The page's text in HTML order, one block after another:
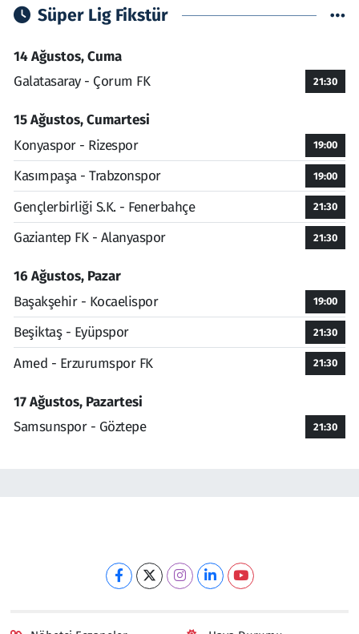
Süper Lig Fikstür
14 Ağustos, Cuma
Galatasaray - Çorum FK
21:30
15 Ağustos, Cumartesi
Konyaspor - Rizespor
19:00
Kasımpaşa - Trabzonspor 19:00
Gençlerbirliği S.K. - Fenerbahçe 21:30
Gaziantep FK - Alanyaspor 21:30
16 Ağustos, Pazar
Başakşehir - Kocaelispor
19:00
Beşiktaş - Eyüpspor 21:30
Amed - Erzurumspor FK 21:30
17 Ağustos, Pazartesi
Samsunspor - Göztepe
21:30